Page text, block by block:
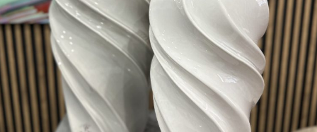
design templates, learn
creative skills or even hire
freelancers. With an industry-
leading marketplace paired
with an unlimited subscription
service, Envato helps creatives
like you get projects done
faster.